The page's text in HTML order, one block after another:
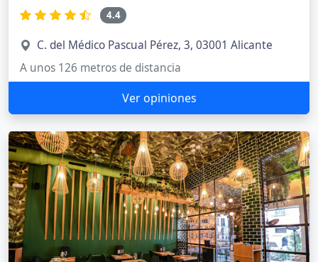
4.4
C. del Médico Pascual Pérez, 3, 03001 Alicante
A unos 126 metros de distancia
Ver opiniones